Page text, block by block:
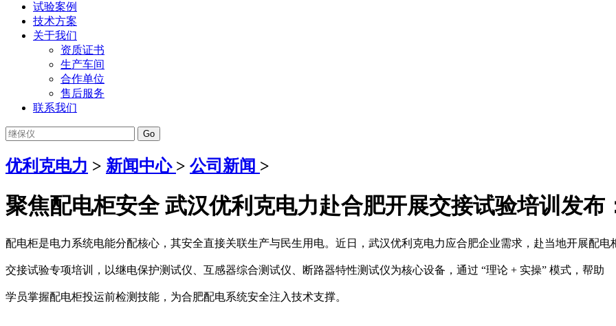
试验案例
技术方案
关于我们
资质证书
生产车间
合作单位
售后服务
联系我们
Go
优利克电力 > 新闻中心 > 公司新闻 >
聚焦配电柜安全 武汉优利克电力赴合肥开展交接试验培训 发布
配电柜是电力系统电能分配核心，其安全直接关联生产与民生用电。近日，武汉优利克电力应合肥企业需求，赴当地开展配电
交接试验专项培训，以继电保护测试仪、互感器综合测试仪、断路器特性测试仪为核心设备，通过 “理论 + 实操” 模式，帮助
学员掌握配电柜投运前检测技能，为合肥配电系统安全注入技术支撑。​